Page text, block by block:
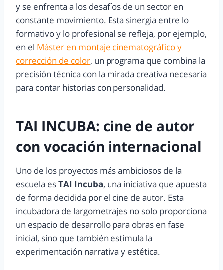
y se enfrenta a los desafíos de un sector en
constante movimiento. Esta sinergia entre lo
formativo y lo profesional se refleja, por ejemplo,
en el Máster en montaje cinematográfico y
corrección de color, un programa que combina la
precisión técnica con la mirada creativa necesaria
para contar historias con personalidad.
TAI INCUBA: cine de autor
con vocación internacional
Uno de los proyectos más ambiciosos de la
escuela esTAI Incuba, una iniciativa que apuesta
de forma decidida por el cine de autor. Esta
incubadora de largometrajes no solo proporciona
un espacio de desarrollo para obras en fase
inicial, sino que también estimula la
experimentación narrativa y estética.